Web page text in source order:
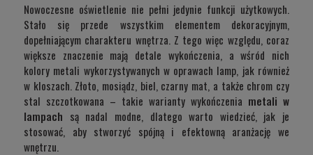
Nowoczesne oświetlenie nie pełni jedynie funkcji użytkowych.
Stało się przede wszystkim elementem dekoracyjnym,
dopełniającym charakteru wnętrza. Z tego więc względu, coraz
większe znaczenie mają detale wykończenia, a wśród nich
kolory metali wykorzystywanych w oprawach lamp, jak również
w kloszach. Złoto, mosiądz, biel, czarny mat, a także chrom czy
stal szczotkowana – takie warianty wykończenia metali w
lampach są nadal modne, dlatego warto wiedzieć, jak je
stosować, aby stworzyć spójną i efektowną aranżację we
wnętrzu.